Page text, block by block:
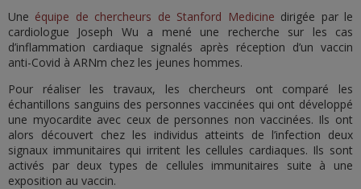
Une équipe de chercheurs de Stanford Medicine dirigée par le
cardiologue Joseph Wu a mené une recherche sur les cas
d’inflammation cardiaque signalés après réception d’un vaccin
anti-Covid à ARNm chez les jeunes hommes.
Pour réaliser les travaux, les chercheurs ont comparé les
échantillons sanguins des personnes vaccinées qui ont développé
une myocardite avec ceux de personnes non vaccinées. Ils ont
alors découvert chez les individus atteints de l’infection deux
signaux immunitaires qui irritent les cellules cardiaques. Ils sont
activés par deux types de cellules immunitaires suite à une
exposition au vaccin.